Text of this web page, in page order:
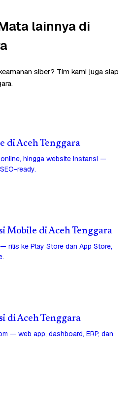
lainnya di
siber? Tim kami juga siap
di Aceh Tenggara
hingga website instansi —
ready.
Mobile di Aceh Tenggara
rilis ke Play Store dan App Store,
di Aceh Tenggara
— web app, dashboard, ERP, dan